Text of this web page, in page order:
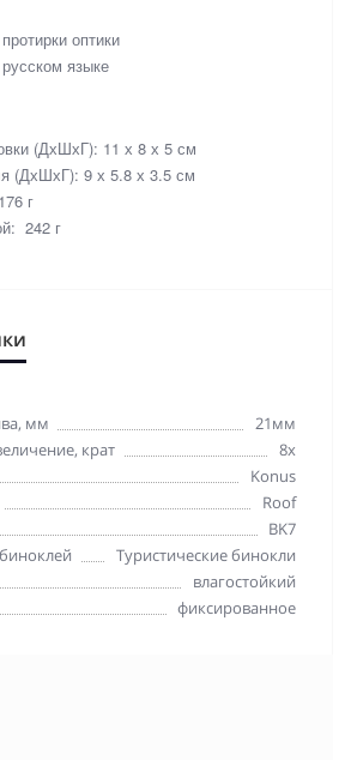
оптики
языке
(ДхШхГ): 11 х 8 х 5 см
(ДхШхГ): 9 х 5.8 х 3.5 см
г
242 г
мм
21мм
крат
8x
Konus
Roof
BK7
Туристические бинокли
влагостойкий
фиксированное